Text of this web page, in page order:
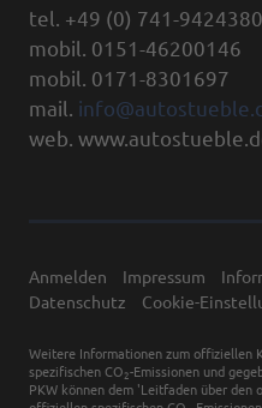
tel. +49 (0) 741-
mobil. 0151-46200146
mobil. 0171-8301697
mail.
web.
Anmelden Impressum
Datenschutz
Cookie-
Weitere Informationen zum offiziellen
spezifischen CO 2-Emissionen und
PKW können dem 'Leitfaden über